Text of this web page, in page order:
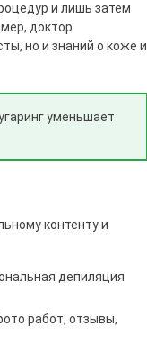
и лишь затем
доктор
но и знаний о коже и
уменьшает
контенту и
депиляция
работ, отзывы,